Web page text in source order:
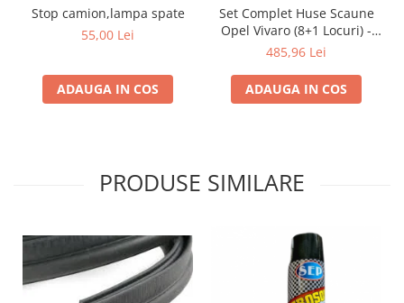
Stop camion,lampa spate
55,00 Lei
ADAUGA IN COS
Set Complet Huse Scaune
Opel Vivaro (8+1 Locuri) -
Material Textil Premium
485,96 Lei
ADAUGA IN COS
PRODUSE SIMILARE